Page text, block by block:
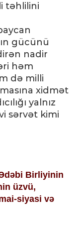
təhlilini
gücünü
nadir
həm
də milli
xidmət
yalnız
sərvət kimi
Birliyinin
üzvü,
siyasi və